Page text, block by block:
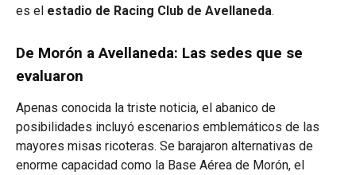
es el estadio de Racing Club de Avellaneda.
De Morón a Avellaneda: Las sedes que se
evaluaron
Apenas conocida la triste noticia, el abanico de
posibilidades incluyó escenarios emblemáticos de las
mayores misas ricoteras. Se barajaron alternativas de
enorme capacidad como la Base Aérea de Morón, el